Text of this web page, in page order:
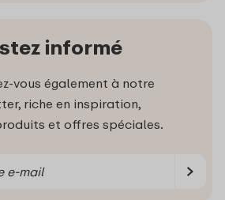
informé
vous également à notre
riche en inspiration,
et offres spéciales.